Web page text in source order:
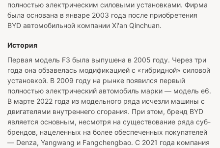
полностью электрическим силовыми установками. Фирма
была основана в январе 2003 года после приобретения
BYD автомобильной компании Xi'an Qinchuan.
История
Первая модель F3 была выпушена в 2005 году. Через три
года она обзавелась модификацией с «гибридной» силовой
установкой. В 2009 году на рынке появился первый
полностью электрический автомобиль марки — модель e6.
В марте 2022 года из модельного ряда исчезли машины с
двигателями внутреннего сгорания. При этом, бренд BYD
является основным, несмотря на существование ряда суб-
брендов, нацеленных на более обеспеченных покупателей
— Denza, Yangwang и Fangchengbao. С 2021 года компания